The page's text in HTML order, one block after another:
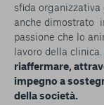
sfida organizzativa
anche dimostrato
passione che lo
lavoro della clinica.
riaffermare,
impegno a
della società.